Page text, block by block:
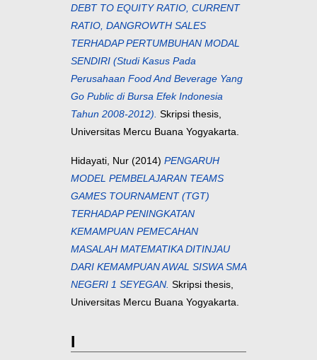
DEBT TO EQUITY RATIO, CURRENT
RATIO, DANGROWTH SALES
TERHADAP PERTUMBUHAN MODAL
SENDIRI (Studi Kasus Pada
Perusahaan Food And Beverage Yang
Go Public di Bursa Efek Indonesia
Tahun 2008-2012). Skripsi thesis,
Universitas Mercu Buana Yogyakarta.
Hidayati, Nur (2014) PENGARUH
MODEL PEMBELAJARAN TEAMS
GAMES TOURNAMENT (TGT)
TERHADAP PENINGKATAN
KEMAMPUAN PEMECAHAN
MASALAH MATEMATIKA DITINJAU
DARI KEMAMPUAN AWAL SISWA SMA
NEGERI 1 SEYEGAN. Skripsi thesis,
Universitas Mercu Buana Yogyakarta.
I